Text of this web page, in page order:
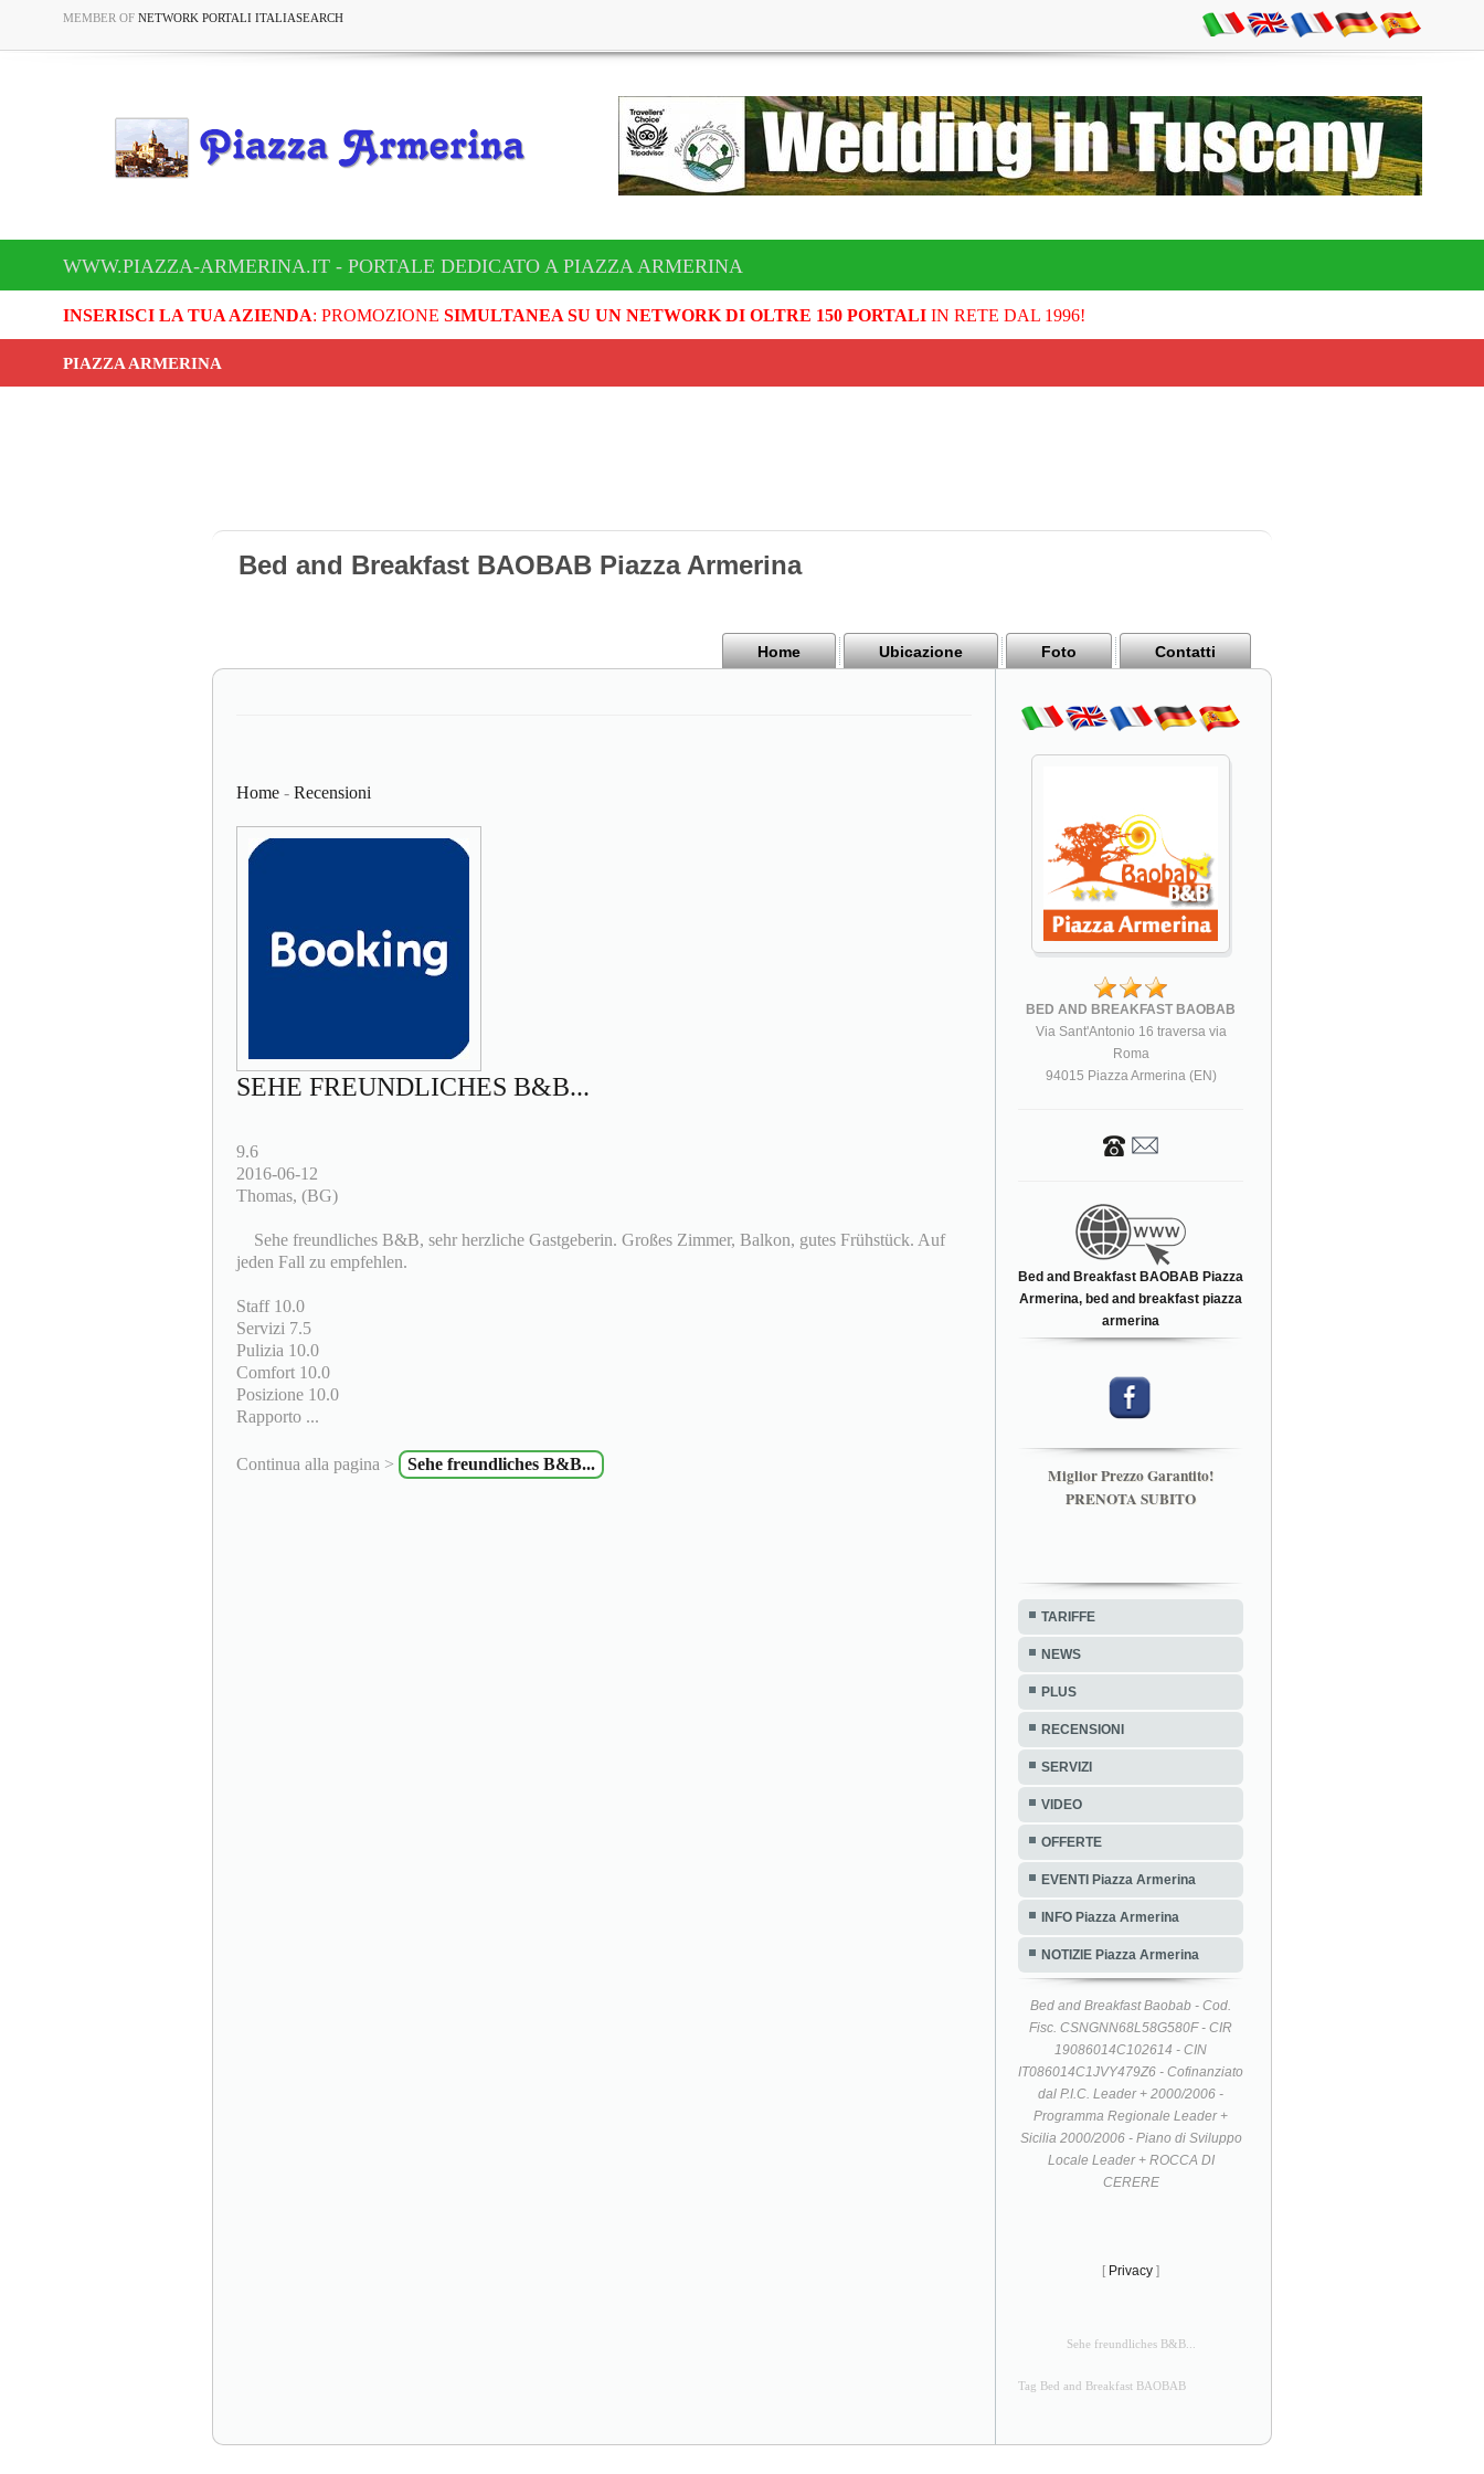
MEMBER OF NETWORK PORTALI ITALIASEARCH
WWW.PIAZZA-ARMERINA.IT - PORTALE DEDICATO A PIAZZA ARMERINA
INSERISCI LA TUA AZIENDA: PROMOZIONE SIMULTANEA SU UN NETWORK DI OLTRE 150 PORTALIIN RETE DAL 1996!
PIAZZA ARMERINA
Bed and Breakfast BAOBAB Piazza Armerina
Home Ubicazione Foto Contatti
Home - Recensioni
SEHE FREUNDLICHES B&B...
9.6
2016-06-12
Thomas, (BG)
Sehe freundliches B&B, sehr herzliche Gastgeberin. Großes Zimmer, Balkon, gutes Frühstück. Auf
jeden Fall zu empfehlen.
Staff 10.0
Servizi 7.5
Pulizia 10.0
Comfort 10.0
Posizione 10.0
Rapporto ...
Continua alla pagina > Sehe freundliches B&B...
BED AND BREAKFAST BAOBAB
Via Sant'Antonio 16 traversa via
Roma
94015 Piazza Armerina (EN)
Bed and Breakfast BAOBAB Piazza
Armerina, bed and breakfast piazza
armerina
Miglior Prezzo Garantito!
PRENOTA SUBITO
TARIFFE
NEWS
PLUS
RECENSIONI
SERVIZI
VIDEO
OFFERTE
EVENTI Piazza Armerina
INFO Piazza Armerina
NOTIZIE Piazza Armerina
Bed and Breakfast Baobab - Cod.
Fisc. CSNGNN68L58G580F - CIR
19086014C102614 - CIN
IT086014C1JVY479Z6 - Cofinanziato
dal P.I.C. Leader + 2000/2006 -
Programma Regionale Leader +
Sicilia 2000/2006 - Piano di Sviluppo
Locale Leader + ROCCA DI
CERERE
[ Privacy ]
Sehe freundliches B&B...
Tag Bed and Breakfast BAOBAB